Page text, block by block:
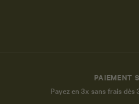
PAIEMENT
Payez en 3x sans frais